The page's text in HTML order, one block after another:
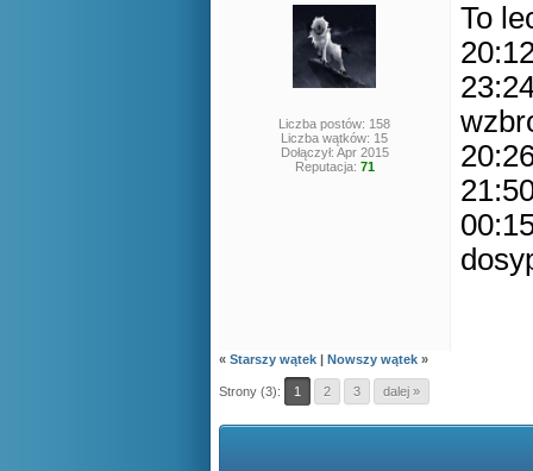
Liczba postów: 158
Liczba wątków: 15
Dołączył: Apr 2015
Reputacja: 71
To
« Starszy wątek | Nowszy wątek »
Strony (3): 1 2 3 dalej »